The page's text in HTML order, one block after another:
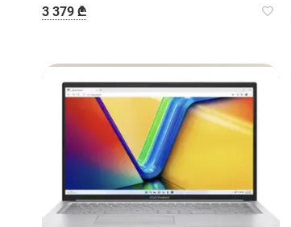
3 379 ₾